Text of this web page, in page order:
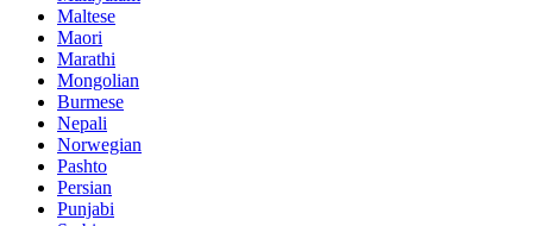
Maltese
Maori
Marathi
Mongolian
Burmese
Nepali
Norwegian
Pashto
Persian
Punjabi